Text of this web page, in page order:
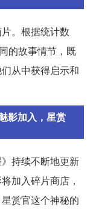
。根据统计数
的故事情节，既
从中获得启示和
影加入，星赏
持续不断地更新
加入碎片商店，
赏官这个神秘的